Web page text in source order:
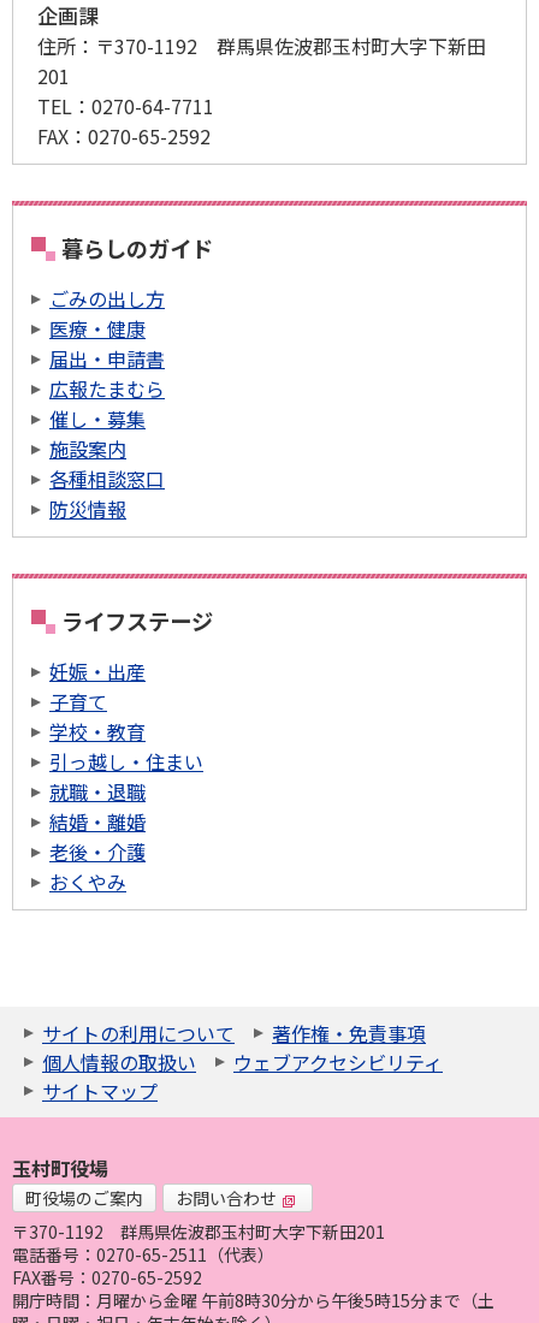
企画課
住所： 〒370-1192 群馬県佐波郡玉村町大字下新田
201
TEL： 0270-64-7711
FAX： 0270-65-2592
暮らしのガイド
ごみの出し方
医療・健康
届出・申請書
広報たまむら
催し・募集
施設案内
各種相談窓口
防災情報
ライフステージ
妊娠・出産
子育て
学校・教育
引っ越し・住まい
就職・退職
結婚・離婚
老後・介護
おくやみ
サイトの利用について
著作権・免責事項
個人情報の取扱い
ウェブアクセシビリティ
サイトマップ
玉村町役場
町役場のご案内
お問い合わせ
〒370-1192
群馬県佐波郡玉村町大字下新田201
電話番号：0270-65-2511（代表）
FAX番号：0270-65-2592
開庁時間：月曜から金曜 午前8時30分から午後5時15分まで（土